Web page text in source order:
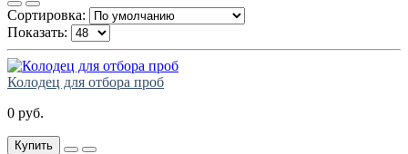
Сортировка:
Показать:
Колодец для отбора проб
0 руб.
Купить